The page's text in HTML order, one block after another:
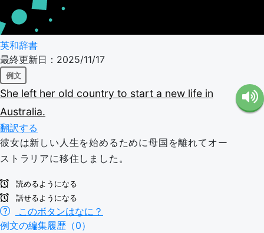
英和辞書
最終更新日：2025/11/17
例文
She left her old country to start a new life in
Australia.
翻訳する
彼女は新しい人生を始めるために母国を離れてオー
ストラリアに移住しました。
読めるようになる
話せるようになる
このボタンはなに？
例文の編集履歴（0）